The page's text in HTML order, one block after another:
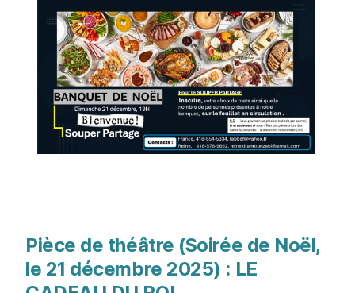
Pièce de théâtre (Soirée de Noël,
le 21 décembre 2025) : LE